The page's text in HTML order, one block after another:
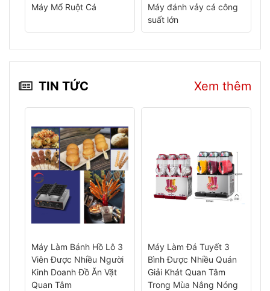
Máy Mổ Ruột Cá
Máy đánh vảy cá công
suất lớn
TIN TỨC Xem thêm
Máy Làm Bánh Hồ Lô 3
Viên Được Nhiều Người
Kinh Doanh Đồ Ăn Vặt
Quan Tâm
Máy Làm Đá Tuyết 3
Bình Được Nhiều Quán
Giải Khát Quan Tâm
Trong Mùa Nắng Nóng